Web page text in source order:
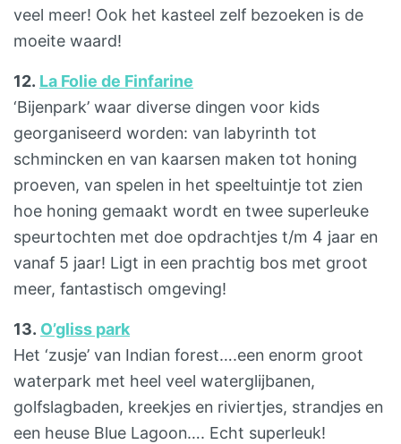
veel meer! Ook het kasteel zelf bezoeken is de
moeite waard!
12. La Folie de Finfarine
‘Bijenpark’ waar diverse dingen voor kids
georganiseerd worden: van labyrinth tot
schmincken en van kaarsen maken tot honing
proeven, van spelen in het speeltuintje tot zien
hoe honing gemaakt wordt en twee superleuke
speurtochten met doe opdrachtjes t/m 4 jaar en
vanaf 5 jaar! Ligt in een prachtig bos met groot
meer, fantastisch omgeving!
13. O’gliss park
Het ‘zusje’ van Indian forest….een enorm groot
waterpark met heel veel waterglijbanen,
golfslagbaden, kreekjes en riviertjes, strandjes en
een heuse Blue Lagoon…. Echt superleuk!